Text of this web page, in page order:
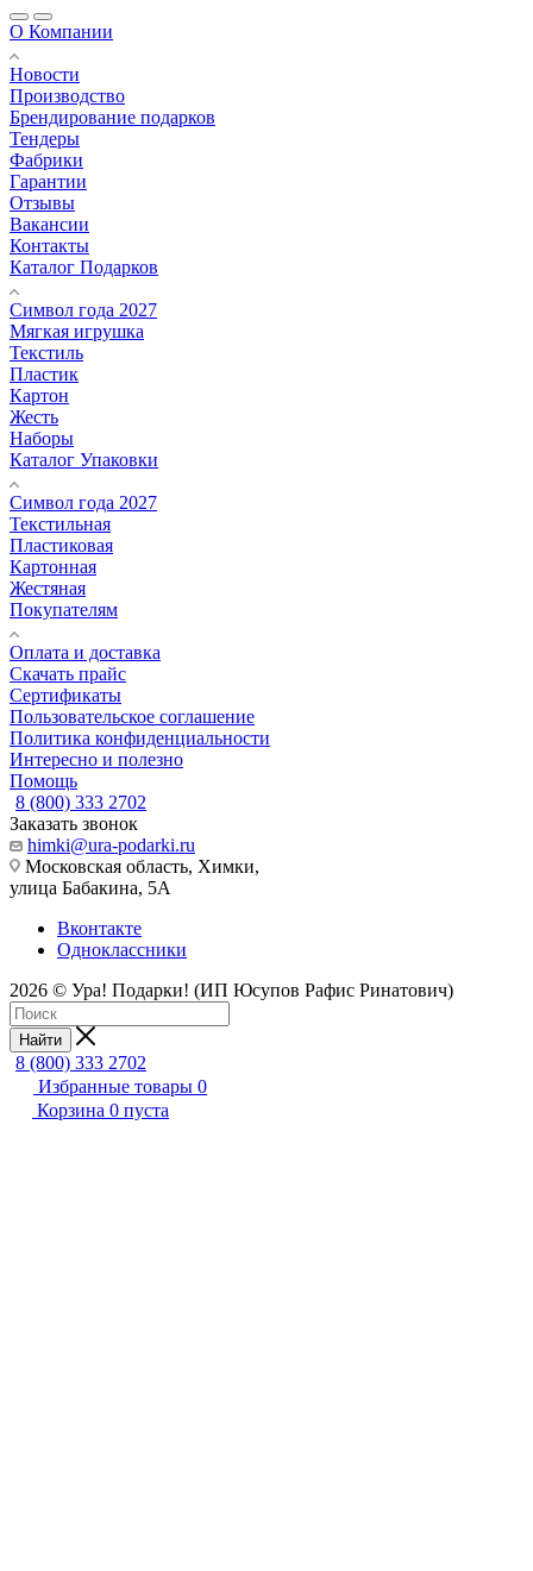
О Компании
Новости
Производство
Брендирование подарков
Тендеры
Фабрики
Гарантии
Отзывы
Вакансии
Контакты
Каталог Подарков
Символ года 2027
Мягкая игрушка
Текстиль
Пластик
Картон
Жесть
Наборы
Каталог Упаковки
Символ года 2027
Текстильная
Пластиковая
Картонная
Жестяная
Покупателям
Оплата и доставка
Скачать прайс
Сертификаты
Пользовательское соглашение
Политика конфиденциальности
Интересно и полезно
Помощь
8 (800) 333 2702
Заказать звонок
himki@ura-podarki.ru
Московская область, Химки,
улица Бабакина, 5А
Вконтакте
Одноклассники
2026 © Ура! Подарки! (ИП Юсупов Рафис Ринатович)
Найти
8 (800) 333 2702
Избранные товары 0
Корзина 0 пуста